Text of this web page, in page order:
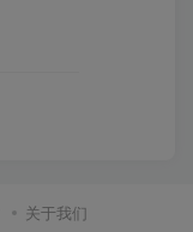
关于我们